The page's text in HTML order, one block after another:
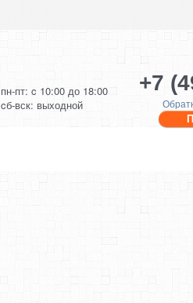
пн-пт: c 10:00 до 18:00
cб-вск: выходной
+7